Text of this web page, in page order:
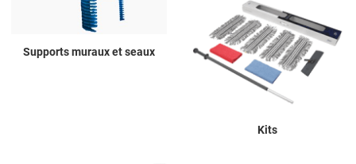
Supports muraux et seaux
Kits